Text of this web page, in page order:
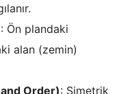
: Ön plandaki
alan (zemin)
Order): Simetrik